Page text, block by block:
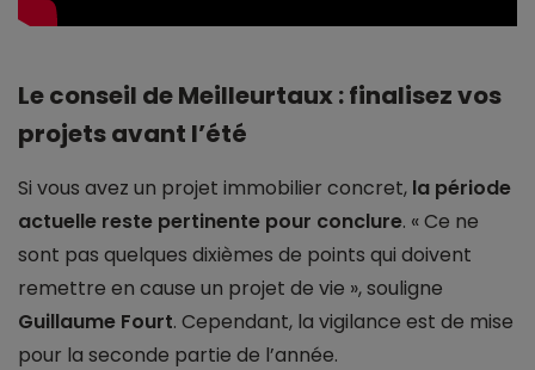
Le conseil de Meilleurtaux : finalisez vos
projets avant l’été
Si vous avez un projet immobilier concret, la période
actuelle reste pertinente pour conclure. « Ce ne
sont pas quelques dixièmes de points qui doivent
remettre en cause un projet de vie », souligne
Guillaume Fourt. Cependant, la vigilance est de mise
pour la seconde partie de l’année.